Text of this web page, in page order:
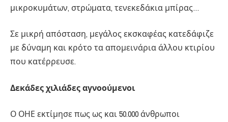
μικροκυμάτων, στρώματα, τενεκεδάκια μπίρας…
Σε μικρή απόσταση, μεγάλος εκσκαφέας κατεδάφιζε
με δύναμη και κρότο τα απομεινάρια άλλου κτιρίου
που κατέρρευσε.
Δεκάδες χιλιάδες αγνοούμενοι
Ο ΟΗΕ εκτίμησε πως ως και 50.000 άνθρωποι